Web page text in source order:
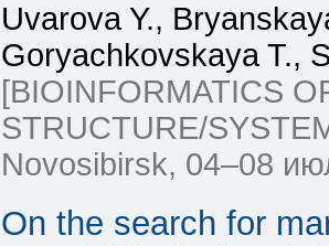
Uvarova Y.,
Goryachkovskaya T.,
[BIOINFORMATICS
STRUCTURE/
Novosibirsk, 04–08
On the search for